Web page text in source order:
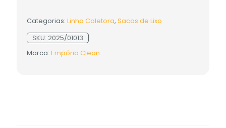
Categorias: Linha Coletora, Sacos de Lixo
SKU: 2025/01013
Marca: Empório Clean